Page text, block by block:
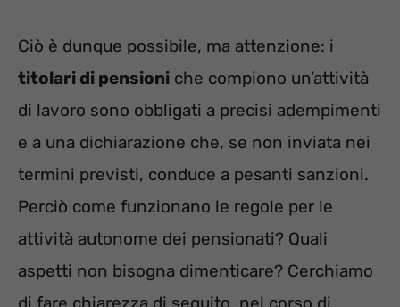
Ciò è dunque possibile, ma attenzione: i
titolari di pensioni che compiono un’attività
di lavoro sono obbligati a precisi adempimenti
e a una dichiarazione che, se non inviata nei
termini previsti, conduce a pesanti sanzioni.
Perciò come funzionano le regole per le
attività autonome dei pensionati? Quali
aspetti non bisogna dimenticare? Cerchiamo